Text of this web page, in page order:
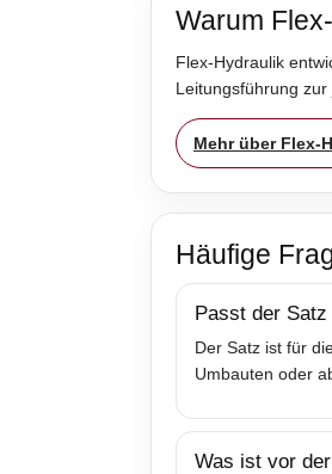
Warum
Flex-Hydraulik
Leitungsführung zur
Mehr über Flex-
Häufige
Passt der
Der Satz ist für
Umbauten oder
Was ist vor